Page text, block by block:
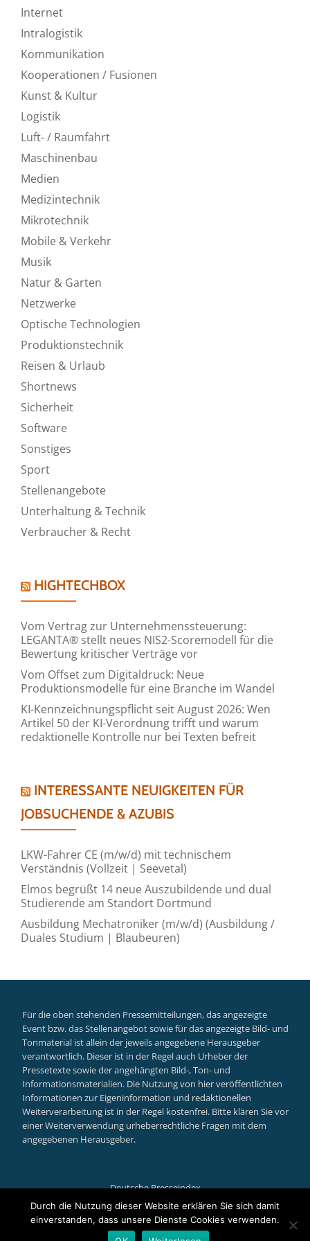
Internet
Intralogistik
Kommunikation
Kooperationen / Fusionen
Kunst & Kultur
Logistik
Luft- / Raumfahrt
Maschinenbau
Medien
Medizintechnik
Mikrotechnik
Mobile & Verkehr
Musik
Natur & Garten
Netzwerke
Optische Technologien
Produktionstechnik
Reisen & Urlaub
Shortnews
Sicherheit
Software
Sonstiges
Sport
Stellenangebote
Unterhaltung & Technik
Verbraucher & Recht
HIGHTECHBOX
Vom Vertrag zur Unternehmenssteuerung:
LEGANTA® stellt neues NIS2-Scoremodell für die
Bewertung kritischer Verträge vor
Vom Offset zum Digitaldruck: Neue
Produktionsmodelle für eine Branche im Wandel
KI-Kennzeichnungspflicht seit August 2026: Wen
Artikel 50 der KI-Verordnung trifft und warum
redaktionelle Kontrolle nur bei Texten befreit
INTERESSANTE NEUIGKEITEN FÜR
JOBSUCHENDE & AZUBIS
LKW-Fahrer CE (m/w/d) mit technischem
Verständnis (Vollzeit | Seevetal)
Elmos begrüßt 14 neue Auszubildende und dual
Studierende am Standort Dortmund
Ausbildung Mechatroniker (m/w/d) (Ausbildung /
Duales Studium | Blaubeuren)
Für die oben stehenden Pressemitteilungen, das angezeigte
Event bzw. das Stellenangebot sowie für das angezeigte Bild- und
Tonmaterial ist allein der jeweils angegebene Herausgeber
verantwortlich. Dieser ist in der Regel auch Urheber der
Pressetexte sowie der angehängten Bild-, Ton- und
Informationsmaterialien. Die Nutzung von hier veröffentlichten
Informationen zur Eigeninformation und redaktionellen
Weiterverarbeitung ist in der Regel kostenfrei. Bitte klären Sie vor
einer Weiterverwendung urheberrechtliche Fragen mit dem
angegebenen Herausgeber.
Deutsche Presseindex
Secondary
Llorix One Litepowered by WordPress
Durch die Nutzung dieser Website erklären Sie sich damit
einverstanden, dass unsere Dienste Cookies verwenden.